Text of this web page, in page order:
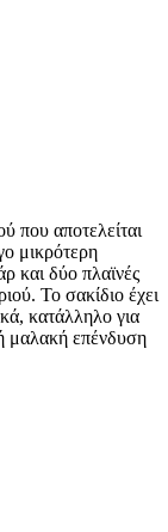
που αποτελείται
μικρότερη
και δύο πλαϊνές
Το σακίδιο έχει
κατάλληλο για
μαλακή επένδυση